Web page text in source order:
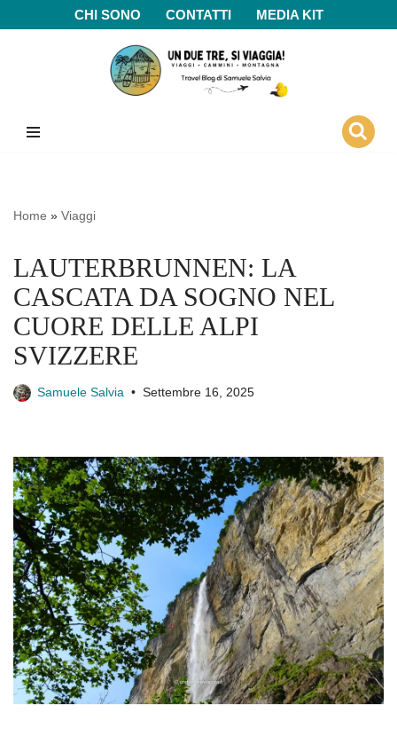
CHI SONO CONTATTI MEDIA KIT
Home » Viaggi
LAUTERBRUNNEN: LA
CASCATA DA SOGNO NEL
CUORE DELLE ALPI
SVIZZERE
Samuele Salvia Settembre 16, 2025